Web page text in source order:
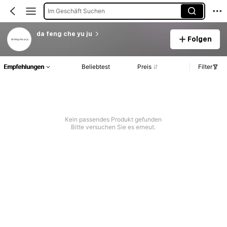
Im Geschäft Suchen
da feng che yu ju
Folgen
Empfehlungen Beliebtest Preis Filter
Kein passendes Produkt gefunden
Bitte versuchen Sie es erneut.